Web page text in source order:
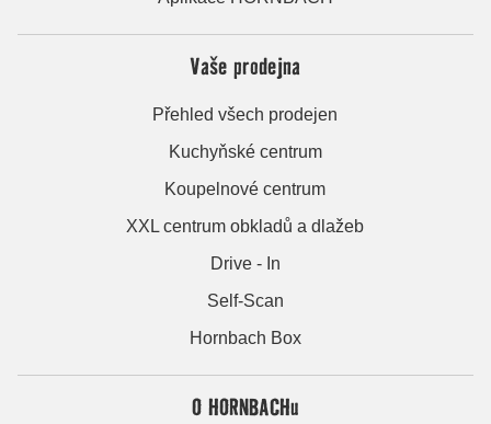
Vaše prodejna
Přehled všech prodejen
Kuchyňské centrum
Koupelnové centrum
XXL centrum obkladů a dlažeb
Drive - In
Self-Scan
Hornbach Box
O HORNBACHu